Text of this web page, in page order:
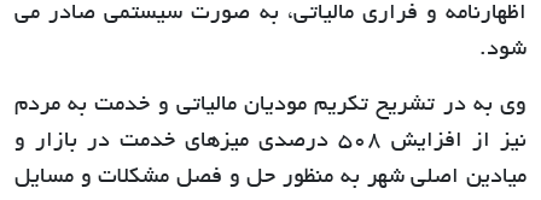
اظهارنامه و فراری مالیاتی، به صورت سیستمی صادر می
شود.
وی به در تشریح تکریم مودیان مالیاتی و خدمت به مردم
نیز از افزایش 508 درصدی میزهای خدمت در بازار و
میادین اصلی شهر به منظور حل و فصل مشکلات و مسایل